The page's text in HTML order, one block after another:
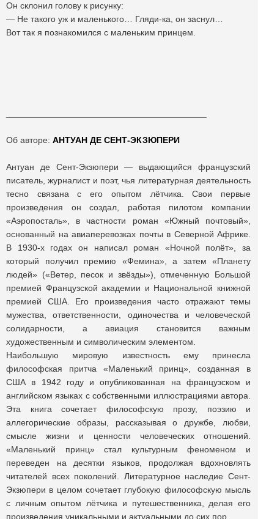
Он склонил голову к рисунку:
— Не такого уж и маленького… Гляди-ка, он заснул…
Вот так я познакомился с маленьким принцем.
Об авторе: АНТУАН ДЕ СЕНТ-ЭКЗЮПЕРИ
Антуан де Сент-Экзюпери — выдающийся французский
писатель, журналист и поэт, чья литературная деятельность
тесно связана с его опытом лётчика. Свои первые
произведения он создал, работая пилотом компании
«Аэропосталь», в частности роман «Южный почтовый»,
основанный на авиаперевозках почты в Северной Африке.
В 1930-х годах он написал роман «Ночной полёт», за
который получил премию «Фемина», а затем «Планету
людей» («Ветер, песок и звёзды»), отмеченную Большой
премией Французской академии и Национальной книжной
премией США. Его произведения часто отражают темы
мужества, ответственности, одиночества и человеческой
солидарности, а авиация становится важным
художественным и символическим элементом.
Наибольшую мировую известность ему принесла
философская притча «Маленький принц», созданная в
США в 1942 году и опубликованная на французском и
английском языках с собственными иллюстрациями автора.
Эта книга сочетает философскую прозу, поэзию и
аллегорические образы, рассказывая о дружбе, любви,
смысле жизни и ценности человеческих отношений.
«Маленький принц» стал культурным феноменом и
переведен на десятки языков, продолжая вдохновлять
читателей всех поколений. Литературное наследие Сент-
Экзюпери в целом сочетает глубокую философскую мысль
с личным опытом лётчика и путешественника, делая его
произведения уникальными и актуальными до сих пор.